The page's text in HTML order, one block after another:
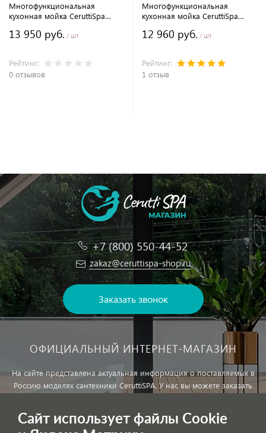
Многофункциональная
кухонная мойка CeruttiSpa
(золото) из нержавеющей
13 950 руб. / шт
Рейтинг:
0 отзывов
Многофункциональная
кухонная мойка CeruttiSpa
(серая) из нержавеющей стали
12 960 руб. / шт
Рейтинг:
1 отзыв
+7 (800) 550-44-52
zakaz@ceruttispa-shop.ru
Заказать звонок
ОФИЦИАЛЬНЫЙ ИНТЕРНЕТ-МАГАЗИН
На сайте представлена актуальная информация о поставляемых в
Россию моделях сантехники CeruttiSPA. У нас вы можете заказать
Сайт использует файлы Cookie